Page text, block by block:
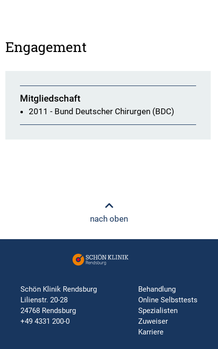
Engagement
Mitgliedschaft
2011 - Bund Deutscher Chirurgen (BDC)
nach oben
Schön Klinik Rendsburg
Lilienstr. 20-28
24768 Rendsburg
+49 4331 200-0
Behandlung
Online Selbsttests
Spezialisten
Zuweiser
Karriere